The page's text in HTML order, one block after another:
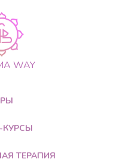
WAY
КУРСЫ
ТЕРАПИЯ